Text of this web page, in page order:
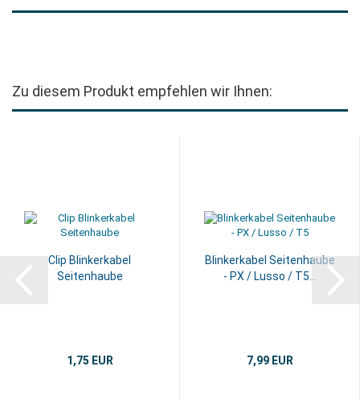
Zu diesem Produkt empfehlen wir Ihnen:
Clip Blinkerkabel
Seitenhaube
1,75 EUR
Blinkerkabel Seitenhaube
- PX / Lusso / T5...
7,99 EUR